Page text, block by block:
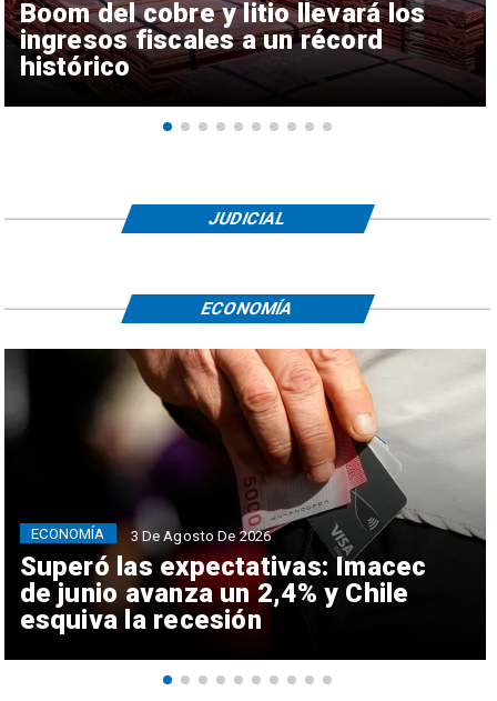
Boom del cobre y litio llevará los
ingresos fiscales a un récord
histórico
JUDICIAL
Superó las expectativas: Imacec
de junio avanza un 2,4% y Chile
esquiva la recesión
ECONOMÍA 3 De Agosto De 2026
ECONOMÍA